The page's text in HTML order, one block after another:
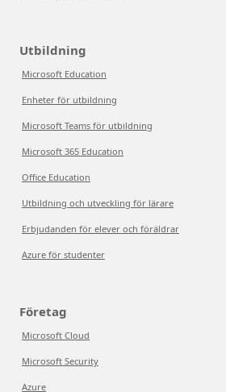
Utbildning
Microsoft Education
Enheter för utbildning
Microsoft Teams för utbildning
Microsoft 365 Education
Office Education
Utbildning och utveckling för lärare
Erbjudanden för elever och föräldrar
Azure för studenter
Företag
Microsoft Cloud
Microsoft Security
Azure